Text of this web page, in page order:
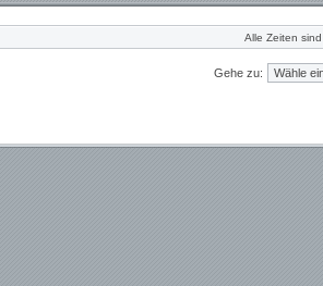
Alle Zeiten
Gehe zu: